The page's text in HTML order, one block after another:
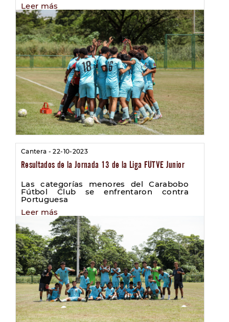
Leer más
Cantera - 22-10-2023
Resultados de la Jornada 13 de la Liga FUTVE Junior
Las categorías menores del Carabobo
Fútbol Club se enfrentaron contra
Portuguesa
Leer más